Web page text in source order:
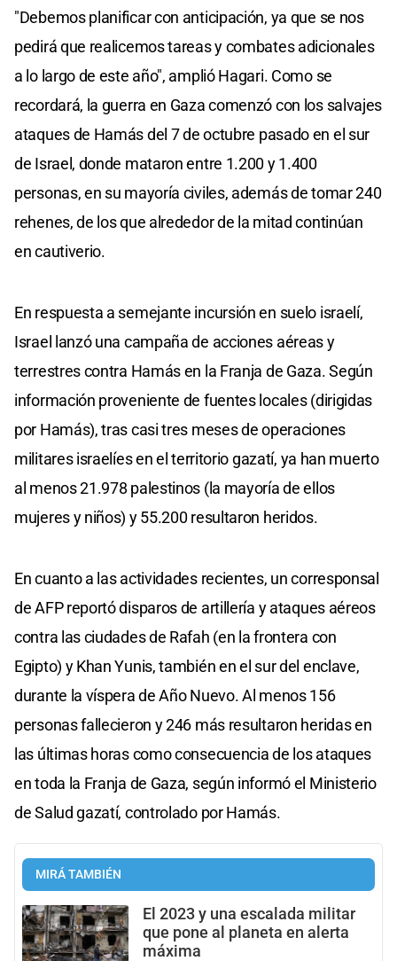
"Debemos planificar con anticipación, ya que se nos
pedirá que realicemos tareas y combates adicionales
a lo largo de este año", amplió Hagari. Como se
recordará, la guerra en Gaza comenzó con los salvajes
ataques de Hamás del 7 de octubre pasado en el sur
de Israel, donde mataron entre 1.200 y 1.400
personas, en su mayoría civiles, además de tomar 240
rehenes, de los que alrededor de la mitad continúan
en cautiverio.
En respuesta a semejante incursión en suelo israelí,
Israel lanzó una campaña de acciones aéreas y
terrestres contra Hamás en la Franja de Gaza. Según
información proveniente de fuentes locales (dirigidas
por Hamás), tras casi tres meses de operaciones
militares israelíes en el territorio gazatí, ya han muerto
al menos 21.978 palestinos (la mayoría de ellos
mujeres y niños) y 55.200 resultaron heridos.
En cuanto a las actividades recientes, un corresponsal
de AFP reportó disparos de artillería y ataques aéreos
contra las ciudades de Rafah (en la frontera con
Egipto) y Khan Yunis, también en el sur del enclave,
durante la víspera de Año Nuevo. Al menos 156
personas fallecieron y 246 más resultaron heridas en
las últimas horas como consecuencia de los ataques
en toda la Franja de Gaza, según informó el Ministerio
de Salud gazatí, controlado por Hamás.
MIRÁ TAMBIÉN
El 2023 y una escalada militar
que pone al planeta en alerta
máxima